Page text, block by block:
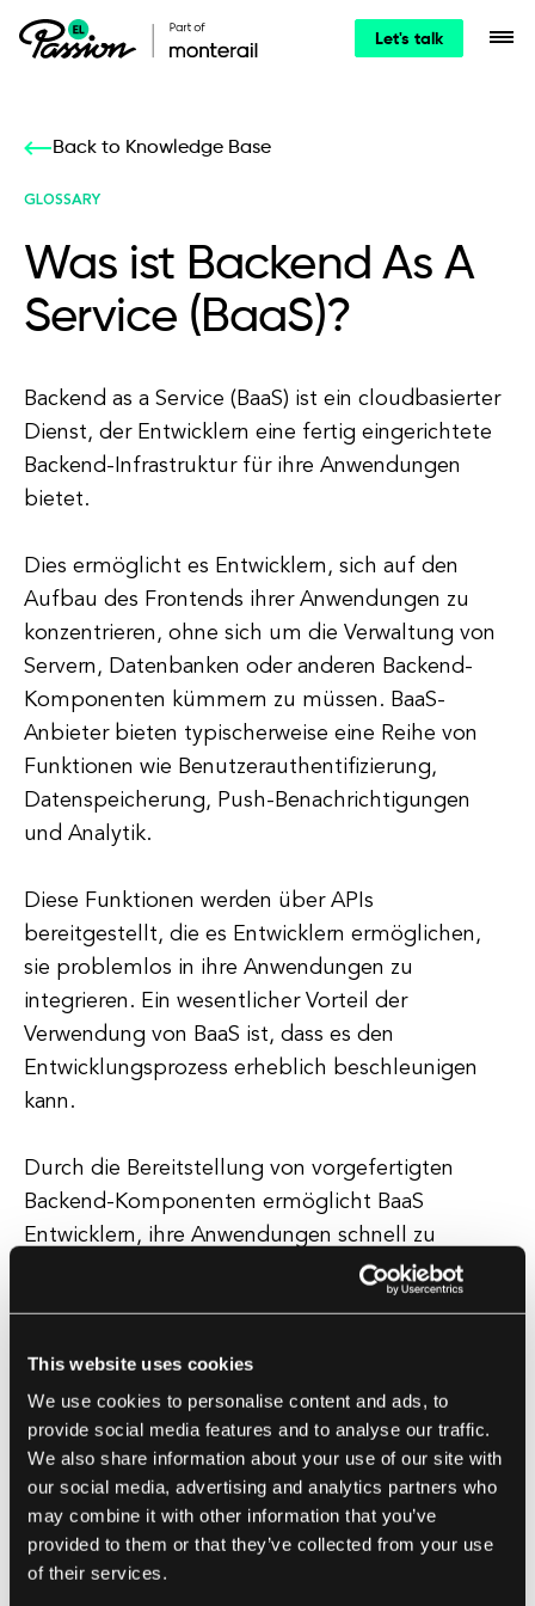
This website uses cookies
We use cookies to personalise content and ads, to
provide social media features and to analyse our traffic.
We also share information about your use of our site with
our social media, advertising and analytics partners who
may combine it with other information that you’ve
provided to them or that they’ve collected from your use
of their services.
Let's talk
Back to Knowledge Base
GLOSSARY
Was ist Backend As A
Service (BaaS)?
Backend as a Service (BaaS) ist ein cloudbasierter
Dienst, der Entwicklern eine fertig eingerichtete
Backend-Infrastruktur für ihre Anwendungen
bietet.
Dies ermöglicht es Entwicklern, sich auf den
Aufbau des Frontends ihrer Anwendungen zu
konzentrieren, ohne sich um die Verwaltung von
Servern, Datenbanken oder anderen Backend-
Komponenten kümmern zu müssen. BaaS-
Anbieter bieten typischerweise eine Reihe von
Funktionen wie Benutzerauthentifizierung,
Datenspeicherung, Push-Benachrichtigungen
und Analytik.
Diese Funktionen werden über APIs
bereitgestellt, die es Entwicklern ermöglichen,
sie problemlos in ihre Anwendungen zu
integrieren. Ein wesentlicher Vorteil der
Verwendung von BaaS ist, dass es den
Entwicklungsprozess erheblich beschleunigen
kann.
Durch die Bereitstellung von vorgefertigten
Backend-Komponenten ermöglicht BaaS
Entwicklern, ihre Anwendungen schnell zu
prototypisieren und zu starten, ohne Zeit mit der
Einrichtung und Verwaltung von Infrastruktur zu
es die Entwicklungskosten senken kann.
Durch das Outsourcing der Backend-Infrastruktur
an einen BaaS-Anbieter können Entwickler Kosten
für Server, Datenbanken und andere
Infrastrukturkomponenten sparen. Insgesamt ist
BaaS ein wertvolles Werkzeug für Entwickler, die